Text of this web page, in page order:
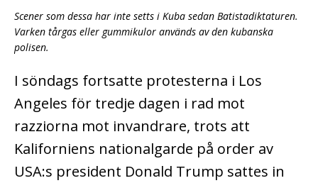
Scener som dessa har inte setts i Kuba sedan Batistadiktaturen.
Varken tårgas eller gummikulor används av den kubanska
polisen.
I söndags fortsatte protesterna i Los
Angeles för tredje dagen i rad mot
razziorna mot invandrare, trots att
Kaliforniens nationalgarde på order av
USA:s president Donald Trump sattes in